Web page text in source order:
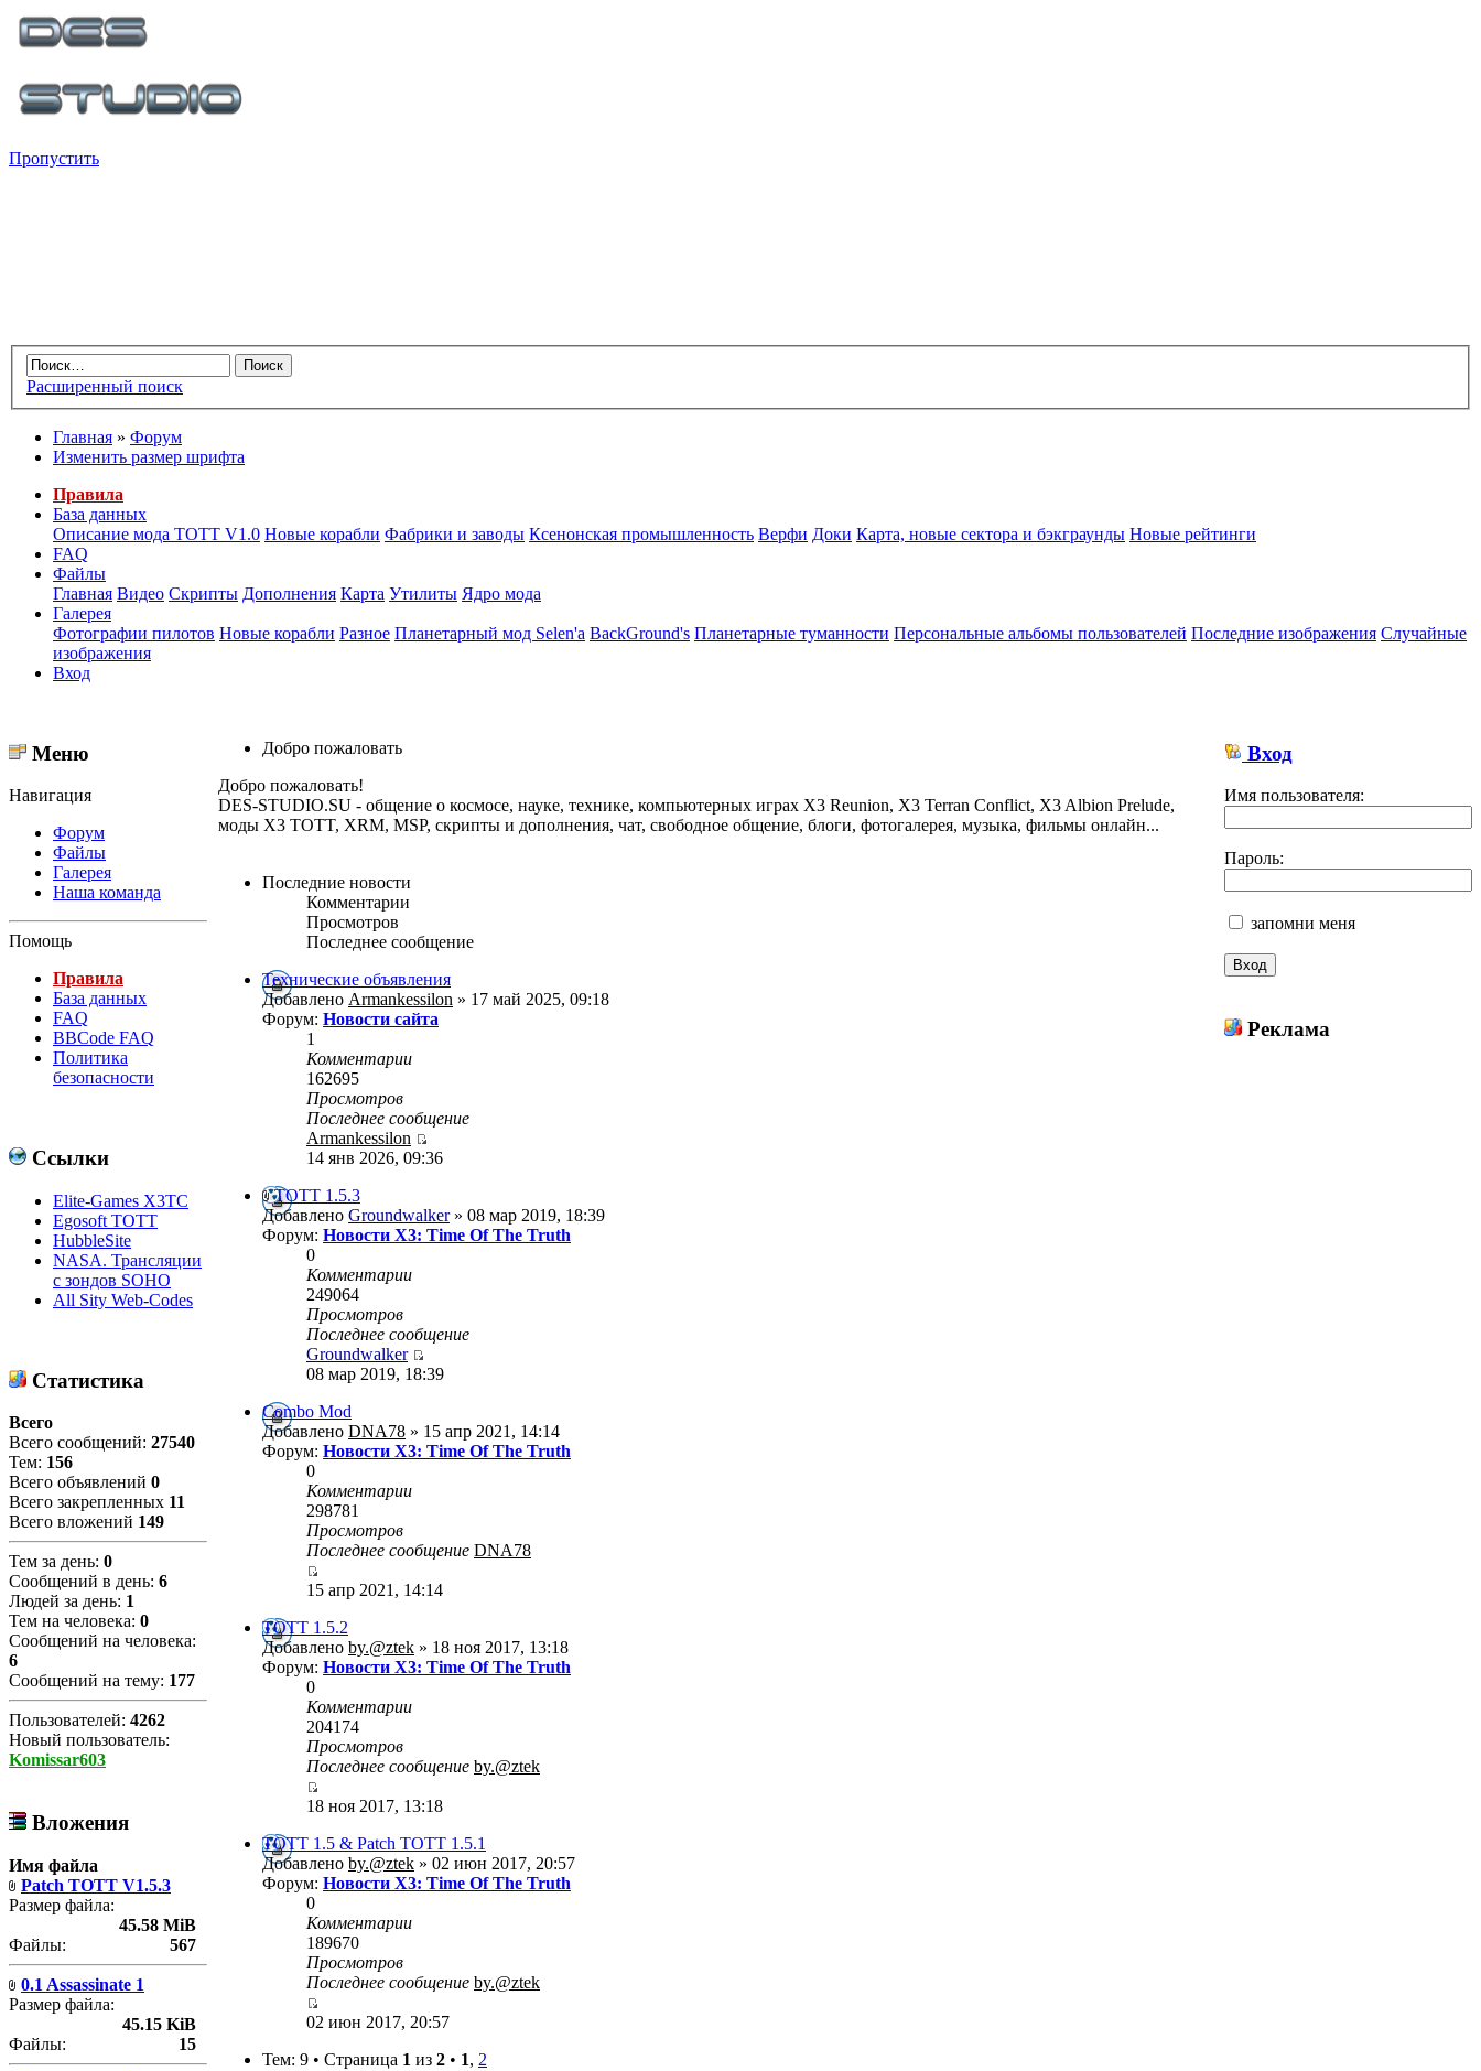
Пропустить
Расширенный поиск
Главная » Форум
Изменить размер шрифта
Правила
База данных
Описание мода ТОТТ V1.0 Новые корабли Фабрики и заводы Ксенонская промышленность Верфи Доки Карта, новые сектора и бэкграунды Новые рейтинги
FAQ
Файлы
Главная Видео Скрипты Дополнения Карта Утилиты Ядро мода
Галерея
Фотографии пилотов Новые корабли Разное Планетарный мод Selen'a BackGround's Планетарные туманности Персональные альбомы пользователей Последние изображения Случайные
изображения
Вход
Меню
Навигация
Форум
Файлы
Галерея
Наша команда
Помощь
Правила
База данных
FAQ
BBCode FAQ
Политика
безопасности
Ссылки
Elite-Games X3TC
Egosoft TOTT
HubbleSite
NASA. Трансляции
с зондов SOHO
All Sity Web-Codes
Статистика
Всего
Всего сообщений: 27540
Тем: 156
Всего объявлений 0
Всего закрепленных 11
Всего вложений 149
Тем за день: 0
Сообщений в день: 6
Людей за день: 1
Тем на человека: 0
Сообщений на человека:
6
Сообщений на тему: 177
Пользователей: 4262
Новый пользователь:
Komissar603
Вложения
Имя файла
Patch TOTT V1.5.3
Размер файла:
45.58 MiB
Файлы:
567
0.1 Assassinate 1
Размер файла:
45.15 KiB
Файлы:
15
Добро пожаловать
Добро пожаловать!
DES-STUDIO.SU - общение о космосе, науке, технике, компьютерных играх X3 Reunion, X3 Terran Conflict, X3 Albion Prelude,
моды X3 TOTT, XRM, MSP, скрипты и дополнения, чат, свободное общение, блоги, фотогалерея, музыка, фильмы онлайн...
Последние новости
Комментарии
Просмотров
Последнее сообщение
Технические объявления
Добавлено Armankessilon » 17 май 2025, 09:18
Форум: Новости сайта
1
Комментарии
162695
Просмотров
Последнее сообщение
Armankessilon
14 янв 2026, 09:36
ТОТТ 1.5.3
Добавлено Groundwalker» 08 мар 2019, 18:39
Форум: Новости X3: Time Of The Truth
0
Комментарии
249064
Просмотров
Последнее сообщение
Groundwalker
08 мар 2019, 18:39
Combo Mod
Добавлено DNA78 » 15 апр 2021, 14:14
Форум: Новости X3: Time Of The Truth
0
Комментарии
298781
Просмотров
Последнее сообщение DNA78
15 апр 2021, 14:14
TOTT 1.5.2
Добавлено by.@ztek » 18 ноя 2017, 13:18
Форум: Новости X3: Time Of The Truth
0
Комментарии
204174
Просмотров
Последнее сообщение by.@ztek
18 ноя 2017, 13:18
TOTT 1.5 & Patch TOTT 1.5.1
Добавлено by.@ztek » 02 июн 2017, 20:57
Форум: Новости X3: Time Of The Truth
0
Комментарии
189670
Просмотров
Последнее сообщение by.@ztek
02 июн 2017, 20:57
Тем: 9 • Страница 1 из 2 • 1, 2
Вход
Имя пользователя:
Пароль:
запомни меня
Реклама